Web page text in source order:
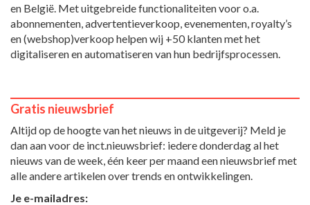
en België. Met uitgebreide functionaliteiten voor o.a.
abonnementen, advertentieverkoop, evenementen, royalty’s
en (webshop)verkoop helpen wij +50 klanten met het
digitaliseren en automatiseren van hun bedrijfsprocessen.
Gratis nieuwsbrief
Altijd op de hoogte van het nieuws in de uitgeverij? Meld je
dan aan voor de inct.nieuwsbrief: iedere donderdag al het
nieuws van de week, één keer per maand een nieuwsbrief met
alle andere artikelen over trends en ontwikkelingen.
Je e-mailadres: